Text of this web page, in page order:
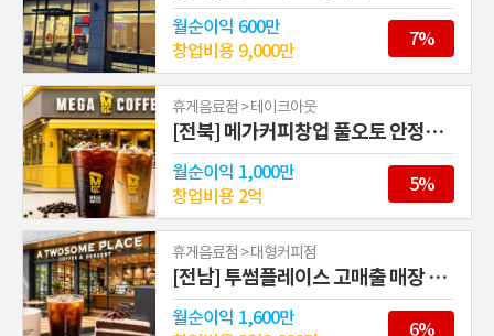
7%
600만
월순이익
9,000만
창업비용
휴게음료점 > 테이크아웃
[전북] 메가커피창업 풀오토 안정적인창업
5%
1,000만
월순이익
2억
창업비용
휴게음료점 > 대형커피점
[전남] 투썸플레이스 고매출 매장 안정적으로 운영가능!
6%
1,600만
월순이익